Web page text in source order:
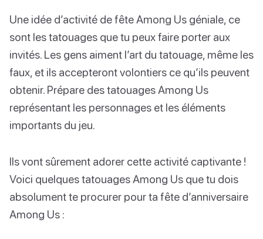
Une idée d’activité de fête Among Us géniale, ce
sont les tatouages que tu peux faire porter aux
invités. Les gens aiment l’art du tatouage, même les
faux, et ils accepteront volontiers ce qu’ils peuvent
obtenir. Prépare des tatouages Among Us
représentant les personnages et les éléments
importants du jeu.
Ils vont sûrement adorer cette activité captivante !
Voici quelques tatouages Among Us que tu dois
absolument te procurer pour ta fête d’anniversaire
Among Us :